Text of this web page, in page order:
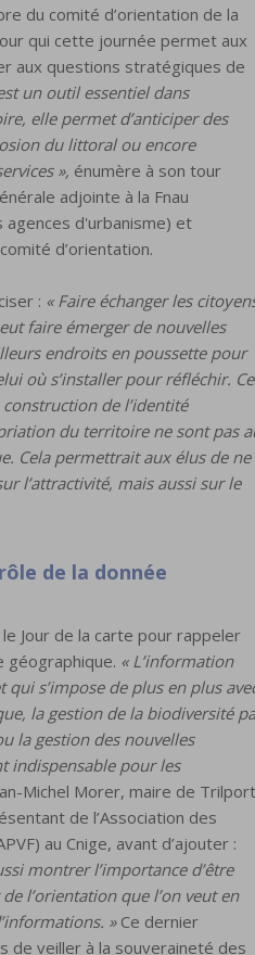
du comité d’orientation de la
qui cette journée permet aux
aux questions stratégiques de
un outil essentiel dans
elle permet d’anticiper des
du littoral ou encore
», énumère à son tour
adjointe à la Fnau
agences d'urbanisme) et
d’orientation.
: « Faire échanger les
faire émerger de nouvelles
endroits en poussette pour
où s’installer pour réfléchir.
de l’identité
du territoire ne sont pas
Cela permettrait aux élus de ne
l’attractivité, mais aussi sur le
de la donnée
Jour de la carte pour rappeler
géographique. « L’information
s’impose de plus en plus
la gestion de la biodiversité
la gestion des nouvelles
indispensable pour les
Michel Morer, maire de Trilport
de l’Association des
au Cnige, avant d’ajouter :
montrer l’importance d’être
l’orientation que l’on veut en
» Ce dernier
de veiller à la souveraineté des